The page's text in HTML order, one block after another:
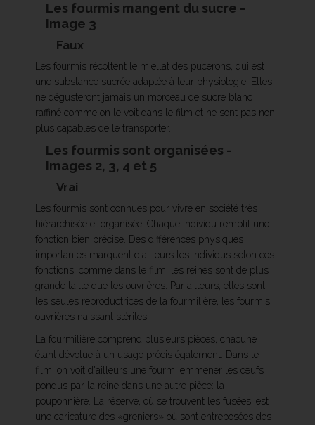
Les fourmis mangent du sucre -
Image 3
Faux
Les fourmis récoltent le miellat des pucerons, qui est
une substance sucrée adaptée à leur physiologie. Elles
ne dégusteront jamais un morceau de sucre blanc
raffiné comme on le voit dans le film et ne sont pas non
plus capables de le transporter.
Les fourmis sont organisées -
Images 2, 3, 4 et 5
Vrai
Les fourmis sont connues pour vivre en société très
hiérarchisée et organisée. Chaque individu remplit une
fonction bien précise. Des différences physiques
importantes marquent d'ailleurs les individus selon ces
fonctions: comme dans le film, les reines sont de plus
grande taille que les ouvrières. Par ailleurs, elles sont
les seules reproductrices de la fourmilière, les fourmis
ouvrières naissant stériles.
La fourmilière comprend plusieurs pièces, chacune
étant dévolue à un usage précis également. Dans le
film, on voit d'ailleurs une fourmi emmener les œufs
pondus par la reine dans une autre pièce: la
pouponnière. La réserve, où se trouvent les fusées, est
une caricature des «greniers» où sont entreposées des